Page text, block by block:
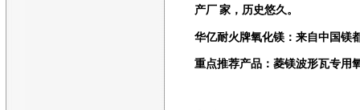
产厂 家，历史悠久。
华亿耐火牌氧化镁：来自中国镁
重点推荐产品：菱镁波形瓦专用